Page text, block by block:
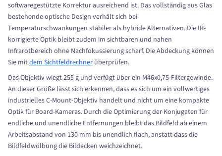
softwaregestützte Korrektur ausreichend ist. Das vollständig aus Glas
bestehende optische Design verhält sich bei
Temperaturschwankungen stabiler als hybride Alternativen. Die IR-
korrigierte Optik bleibt zudem im sichtbaren und nahen
Infrarotbereich ohne Nachfokussierung scharf. Die Abdeckung können
Sie mitdem Sichtfeldrechner überprüfen.
Das Objektiv wiegt 255 g und verfügt über ein M46x0,75-Filtergewinde.
An dieser Größe lässt sich erkennen, dass es sich um ein vollwertiges
industrielles C-Mount-Objektiv handelt und nicht um eine kompakte
Optik für Board-Kameras. Durch die Optimierung der Konjugaten für
endliche und unendliche Entfernungen bleibt das Bildfeld ab einem
Arbeitsabstand von 130 mm bis unendlich flach, anstatt dass die
Bildfeldwölbung die Bildecken weichzeichnet.